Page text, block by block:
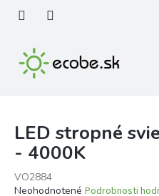
obsah
LED stropné
- 4000K
VO2884
Priemerné
Neohodnotené Podrobnosti